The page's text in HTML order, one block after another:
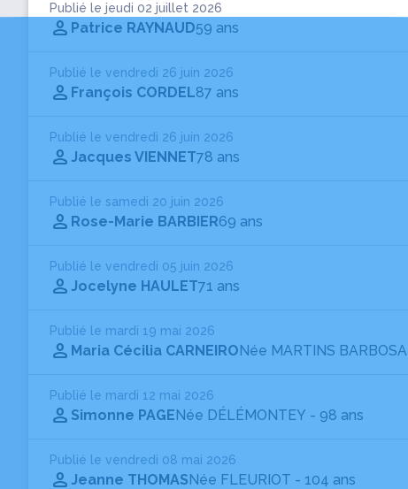
Publié le jeudi 02 juillet 2026
Patrice RAYNAUD59 ans
Publié le vendredi 26 juin 2026
François CORDEL87 ans
Publié le vendredi 26 juin 2026
Jacques VIENNET78 ans
Publié le samedi 20 juin 2026
Rose-Marie BARBIER69 ans
Publié le vendredi 05 juin 2026
Jocelyne HAULET71 ans
Publié le mardi 19 mai 2026
Maria Cécilia CARNEIRONée MARTINS BARBOSA
Publié le mardi 12 mai 2026
Simonne PAGENée DÉLÉMONTEY - 98 ans
Publié le vendredi 08 mai 2026
Jeanne THOMASNée FLEURIOT - 104 ans